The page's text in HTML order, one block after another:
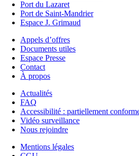
Port du Lazaret
Port de Saint-Mandrier
Espace J. Grimaud
Appels d’offres
Documents utiles
Espace Presse
Contact
À propos
Actualités
FAQ
Accessibilité : partiellement
Vidéo surveillance
Nous rejoindre
Mentions légales